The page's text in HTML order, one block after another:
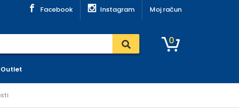
Facebook Instagram Moj račun
0
Outlet